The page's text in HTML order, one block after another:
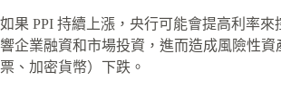
如果 PPI 持續上漲，央行可能會提高利率來
響企業融資和市場投資，進而造成風險性資
票、加密貨幣）下跌。